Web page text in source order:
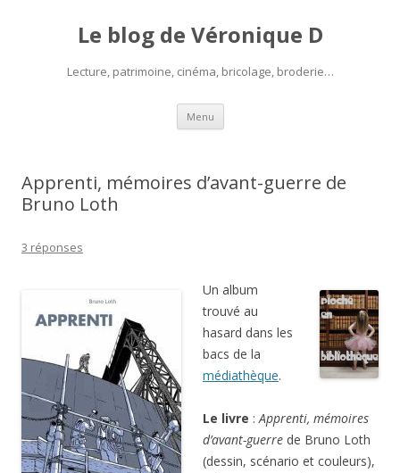
Le blog de Véronique D
Lecture, patrimoine, cinéma, bricolage, broderie…
Menu Aller
contenu
Apprenti, mémoires d’avant-guerre de
Bruno Loth
3 réponses
Un album
trouvé au
hasard dans les
bacs de la
médiathèque.
Le livre :Apprenti, mémoires
d’avant-guerre de Bruno Loth
(dessin, scénario et couleurs),